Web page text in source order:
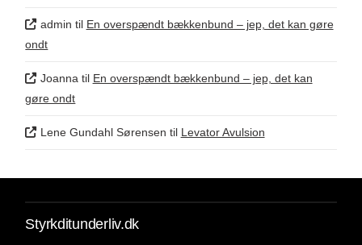
admin til En overspændt bækkenbund – jep, det kan gøre
ondt
Joannatil En overspændt bækkenbund – jep, det kan
gøre ondt
Lene Gundahl Sørensen til Levator Avulsion
Styrkditunderliv.dk